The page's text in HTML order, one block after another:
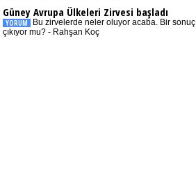
Güney Avrupa Ülkeleri Zirvesi başladı
YORUM
Bu zirvelerde neler oluyor acaba. Bir sonuç
çıkıyor mu? - Rahşan Koç